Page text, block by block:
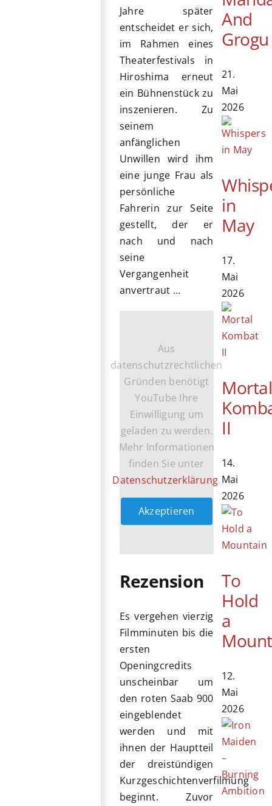
Jahre später
entscheidet er sich,
im Rahmen eines
Theaterfestivals in
Hiroshima erneut
ein Bühnenstück zu
inszenieren. Zu
seinem
anfänglichen
Unwillen wird ihm
eine junge Frau als
persönliche
Fahrerin zur Seite
gestellt, der er
nach und nach
seine
Vergangenheit
anvertraut …
Aus
datenschutzrechtlichen
Gründen benötigt
YouTube Ihre
Einwilligung um
geladen zu werden.
Mehr Informationen
finden Sie unter
Datenschutzerklärung.
Akzeptieren
Rezension
Es vergehen vierzig
Filmminuten bis die
ersten
Openingcredits
unscheinbar um
den roten Saab 900
eingeblendet
werden und mit
ihnen der Hauptteil
der dreistündigen
Kurzgeschichtenverfilmung
beginnt. Zuvor
And
Grogu
21.
Mai
2026
in
May
17.
Mai
2026
Mortal
II
14.
Mai
2026
To
Hold
a
12.
Mai
2026